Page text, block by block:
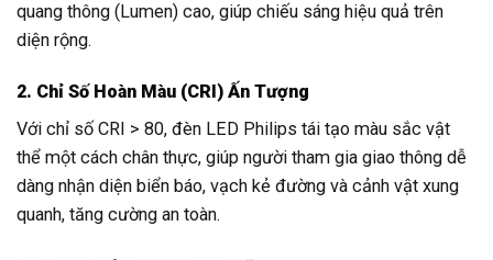
quang thông (Lumen) cao, giúp chiếu sáng hiệu quả trên
diện rộng.
2. Chỉ Số Hoàn Màu (CRI) Ấn Tượng
Với chỉ số CRI > 80, đèn LED Philips tái tạo màu sắc vật
thể một cách chân thực, giúp người tham gia giao thông dễ
dàng nhận diện biển báo, vạch kẻ đường và cảnh vật xung
quanh, tăng cường an toàn.